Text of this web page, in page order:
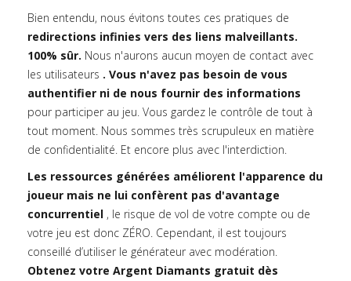
Bien entendu, nous évitons toutes ces pratiques de
redirections infinies vers des liens malveillants.
100% sûr. Nous n'aurons aucun moyen de contact avec
les utilisateurs . Vous n'avez pas besoin de vous
authentifier ni de nous fournir des informations
pour participer au jeu. Vous gardez le contrôle de tout à
tout moment. Nous sommes très scrupuleux en matière
de confidentialité. Et encore plus avec l'interdiction.
Les ressources générées améliorent l'apparence du
joueur mais ne lui confèrent pas d'avantage
concurrentiel , le risque de vol de votre compte ou de
votre jeu est donc ZÉRO. Cependant, il est toujours
conseillé d’utiliser le générateur avec modération.
Obtenez votre Argent Diamants gratuit dès